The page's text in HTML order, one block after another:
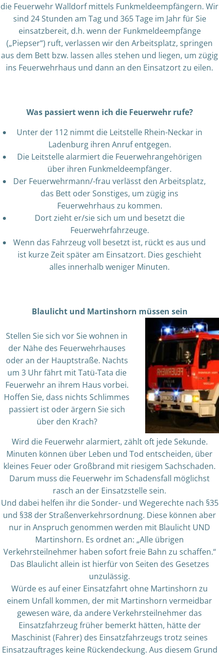
die Feuerwehr Walldorf mittels Funkmeldeempfängern. Wir
sind 24 Stunden am Tag und 365 Tage im Jahr für Sie
einsatzbereit, d.h. wenn der Funkmeldeempfänge
(„Piepser“) ruft, verlassen wir den Arbeitsplatz, springen
aus dem Bett bzw. lassen alles stehen und liegen, um zügig
ins Feuerwehrhaus und dann an den Einsatzort zu eilen.
Was passiert wenn ich die Feuerwehr rufe?
Unter der 112 nimmt die Leitstelle Rhein-Neckar in
Ladenburg ihren Anruf entgegen.
Die Leitstelle alarmiert die Feuerwehrangehörigen
über ihren Funkmeldeempfänger.
Der Feuerwehrmann/-frau verlässt den Arbeitsplatz,
das Bett oder Sonstiges, um zügig ins
Feuerwehrhaus zu kommen.
Dort zieht er/sie sich um und besetzt die
Feuerwehrfahrzeuge.
Wenn das Fahrzeug voll besetzt ist, rückt es aus und
ist kurze Zeit später am Einsatzort. Dies geschieht
alles innerhalb weniger Minuten.
Blaulicht und Martinshorn müssen sein
Stellen Sie sich vor Sie wohnen in
der Nähe des Feuerwehrhauses
oder an der Hauptstraße. Nachts
um 3 Uhr fährt mit Tatü-Tata die
Feuerwehr an ihrem Haus vorbei.
Hoffen Sie, dass nichts Schlimmes
passiert ist oder ärgern Sie sich
über den Krach?
Wird die Feuerwehr alarmiert, zählt oft jede Sekunde.
Minuten können über Leben und Tod entscheiden, über
kleines Feuer oder Großbrand mit riesigem Sachschaden.
Darum muss die Feuerwehr im Schadensfall möglichst
rasch an der Einsatzstelle sein.
Und dabei helfen ihr die Sonder- und Wegerechte nach §35
und §38 der Straßenverkehrsordnung. Diese können aber
nur in Anspruch genommen werden mit Blaulicht UND
Martinshorn. Es ordnet an: „Alle übrigen
Verkehrsteilnehmer haben sofort freie Bahn zu schaffen.“
Das Blaulicht allein ist hierfür von Seiten des Gesetzes
unzulässig.
Würde es auf einer Einsatzfahrt ohne Martinshorn zu
einem Unfall kommen, der mit Martinshorn vermeidbar
gewesen wäre, da andere Verkehrsteilnehmer das
Einsatzfahrzeug früher bemerkt hätten, hätte der
Maschinist (Fahrer) des Einsatzfahrzeugs trotz seines
Einsatzauftrages keine Rückendeckung. Aus diesem Grund